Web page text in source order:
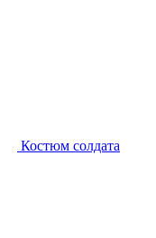
Костюм солдата